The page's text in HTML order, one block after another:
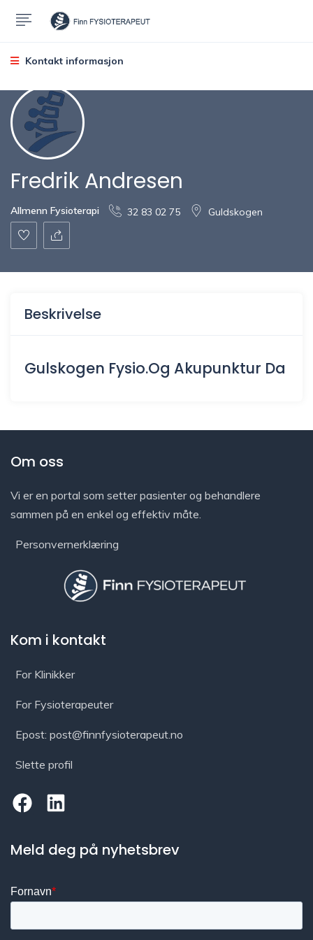
Kontakt informasjon
Fredrik Andresen
Allmenn Fysioterapi 32 83 02 75 Guldskogen
Beskrivelse
Gulskogen Fysio.Og Akupunktur Da
Om oss
Vi er en portal som setter pasienter og behandlere
sammen på en enkel og effektiv måte.
Personvernerklæring
Kom i kontakt
For Klinikker
For Fysioterapeuter
Epost: post@finnfysioterapeut.no
Slette profil
Meld deg på nyhetsbrev